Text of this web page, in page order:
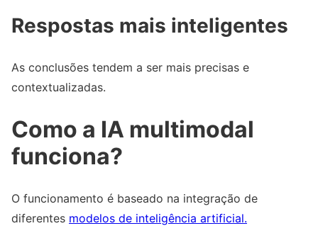
Respostas mais inteligentes
As conclusões tendem a ser mais precisas e
contextualizadas.
Como a IA multimodal
funciona?
O funcionamento é baseado na integração de
diferentes modelos de inteligência artificial.